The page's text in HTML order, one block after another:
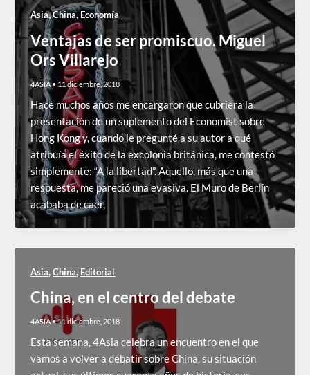
Asia,China,Economía
Ventajas de ser promiscuo. Miguel
Ors Villarejo
4ASIA• 11 diciembre, 2018
Hace muchos años me encargaron que cubriera la
presentación de un suplemento del Economist sobre
Hong Kong y, cuando le pregunté a su autor a qué
atribuía el éxito de la excolonia británica, me contestó
simplemente: “A la libertad”. Aquello, más que una
respuesta, me pareció una evasiva. El Muro de Berlín
acababa de caer,
Asia,China, Editorial
China, en el centro del debate
4ASIA•11 diciembre, 2018
Esta semana, 4Asia celebra un encuentro en el que
vamos a volver a debatir sobre China, su situación